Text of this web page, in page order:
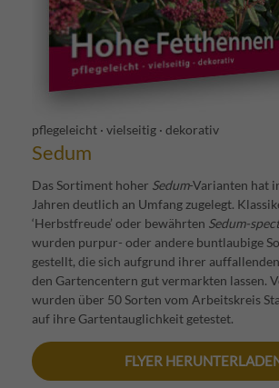
pflegeleicht · vielseitig · dekorativ
Sedum
Das Sortiment hoher Sedum-Varianten hat
Jahren deutlich an Umfang zugelegt.
‘Herbstfreude’ oder bewährten Sedum-
wurden purpur- oder andere buntlaubige
gestellt, die sich aufgrund ihrer
den Gartencentern gut vermarkten lassen.
wurden über 50 Sorten vom Arbeitskreis
auf ihre Gartentauglichkeit getestet.
FLYER